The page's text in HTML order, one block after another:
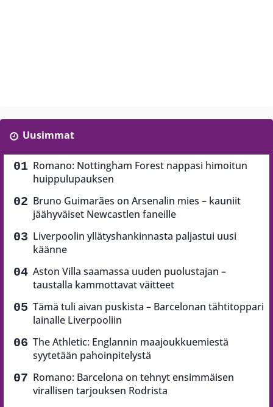
Uusimmat
Romano: Nottingham Forest nappasi himoitun
huippulupauksen
Bruno Guimarães on Arsenalin mies – kauniit
jäähyväiset Newcastlen faneille
Liverpoolin yllätyshankinnasta paljastui uusi
käänne
Aston Villa saamassa uuden puolustajan –
taustalla kammottavat väitteet
Tämä tuli aivan puskista – Barcelonan tähtitoppari
lainalle Liverpooliin
The Athletic: Englannin maajoukkuemiestä
syytetään pahoinpitelystä
Romano: Barcelona on tehnyt ensimmäisen
virallisen tarjouksen Rodrista